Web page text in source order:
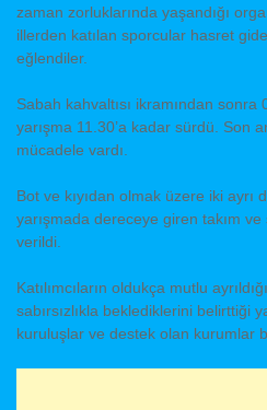
zaman zorluklarında yaşandığı
illerden katılan sporcular hasret
eğlendiler.
Sabah kahvaltısı ikramından sonra
yarışma 11.30’a kadar sürdü. Son
mücadele vardı.
Bot ve kıyıdan olmak üzere iki ayrı
yarışmada dereceye giren takım
verildi.
Katılımcıların oldukça mutlu
sabırsızlıkla beklediklerini belirttiği
kuruluşlar ve destek olan kurumlar